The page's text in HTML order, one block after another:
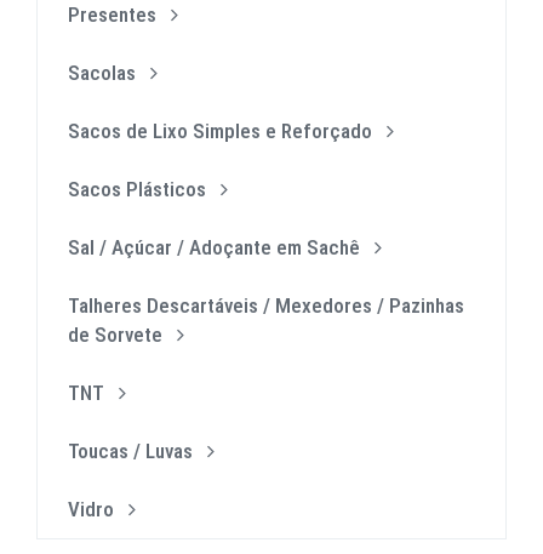
Presentes
Sacolas
Sacos de Lixo Simples e Reforçado
Sacos Plásticos
Sal / Açúcar / Adoçante em Sachê
Talheres Descartáveis / Mexedores / Pazinhas
de Sorvete
TNT
Toucas / Luvas
Vidro